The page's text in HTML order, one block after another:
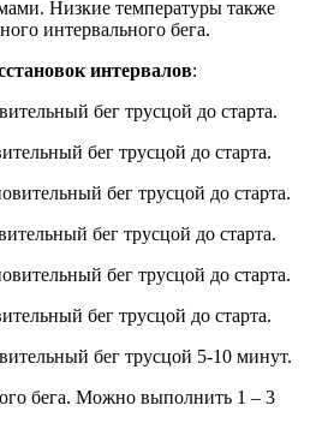
Низкие температуры также
интервального бега.
интервалов:
бег трусцой до старта.
бег трусцой до старта.
бег трусцой до старта.
бег трусцой до старта.
бег трусцой до старта.
бег трусцой до старта.
бег трусцой 5-10 минут.
бега. Можно выполнить 1 – 3